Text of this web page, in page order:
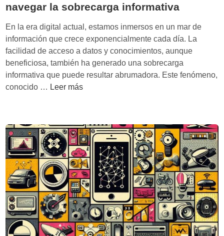
navegar la sobrecarga informativa
En la era digital actual, estamos inmersos en un mar de
información que crece exponencialmente cada día. La
facilidad de acceso a datos y conocimientos, aunque
beneficiosa, también ha generado una sobrecarga
informativa que puede resultar abrumadora. Este fenómeno,
conocido … ‘
a
r
t
e
d
e
l
s
a
b
Leer más